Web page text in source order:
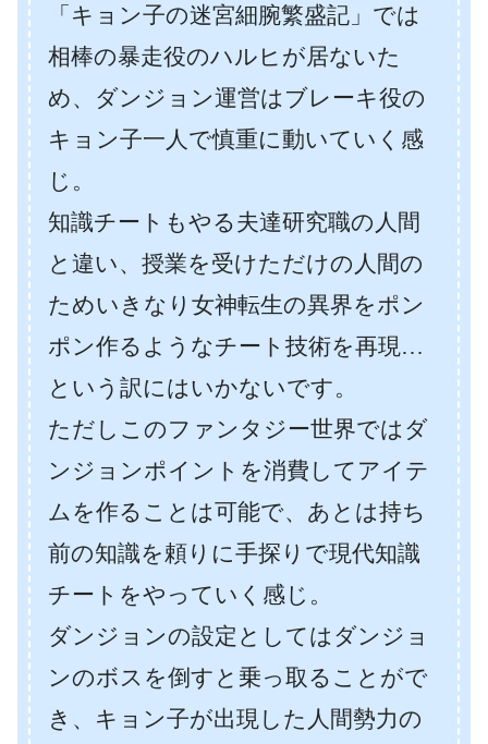
「キョン子の迷宮細腕繁盛記」では
相棒の暴走役のハルヒが居ないた
め、ダンジョン運営はブレーキ役の
キョン子一人で慎重に動いていく感
じ。
知識チートもやる夫達研究職の人間
と違い、授業を受けただけの人間の
ためいきなり女神転生の異界をポン
ポン作るようなチート技術を再現…
という訳にはいかないです。
ただしこのファンタジー世界ではダ
ンジョンポイントを消費してアイテ
ムを作ることは可能で、あとは持ち
前の知識を頼りに手探りで現代知識
チートをやっていく感じ。
ダンジョンの設定としてはダンジョ
ンのボスを倒すと乗っ取ることがで
き、キョン子が出現した人間勢力の